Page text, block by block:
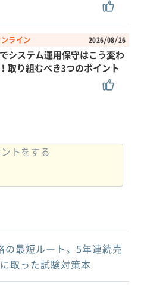
ライン 2026/08/26
システム運用保守はこう変わ
取り組むべき3つのポイント
最短ルート。5年連続売
取った試験対策本